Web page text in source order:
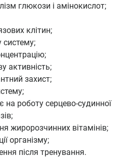
глюкози і амінокислот;
клітин;
активність;
захист;
на роботу серцево-судинної
жиророзчинних вітамінів;
організму;
після тренування.